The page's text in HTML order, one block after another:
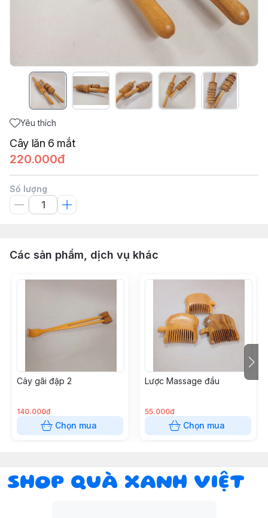
Yêu thích
Cây lăn 6 mắt
220.000đ
Số lượng
Các sản phẩm, dịch vụ khác
Cây gãi đập 2
140.000đ
Chọn mua
Lược Massage đầu
55.000đ
Chọn mua
SHOP QUÀ XANH VIỆT